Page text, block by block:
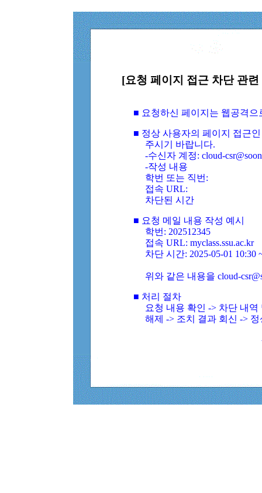
[요청 페이지 접근 차단 관
■ 요청하신 페이지는 웹공격
■ 정상 사용자의 페이지 접근
주시기 바랍니다.
-수신자 계정: cloud-
-작성 내용
학번 또는 직번:
접속 URL:
차단된 시간
■ 요청 메일 내용 작성 예시
학번: 202512345
접속 URL: myclass.ssu.ac.kr
차단 시간: 2025-05-01 10:30
위와 같은 내용을 cloud-
■ 처리 절차
요청 내용 확인 -> 차단 내
해제 -> 조치 결과 회신 ->